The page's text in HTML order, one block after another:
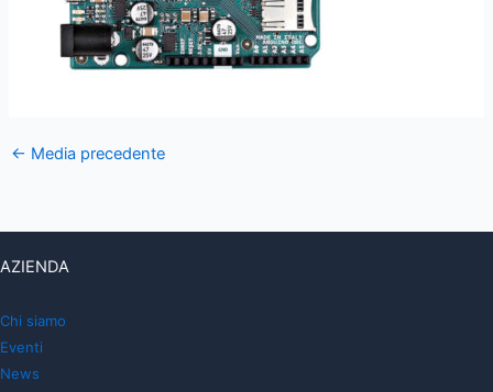
← Media precedente
AZIENDA
Chi siamo
Eventi
News